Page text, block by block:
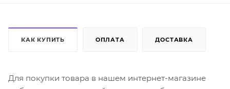
КАК КУПИТЬ ОПЛАТА ДОСТАВКА
Для покупки товара в нашем интернет-магазине